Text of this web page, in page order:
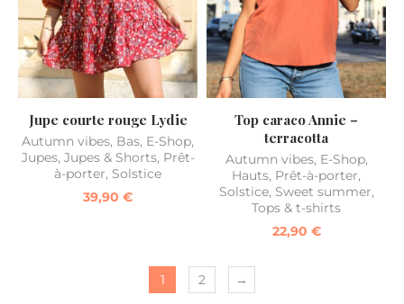
Jupe courte rouge Lydie
Autumn vibes, Bas, E-Shop,
Jupes, Jupes & Shorts, Prêt-
à-porter, Solstice
39,90 €
Top caraco Annie –
terracotta
Autumn vibes, E-Shop,
Hauts, Prêt-à-porter,
Solstice, Sweet summer,
Tops & t-shirts
22,90 €
1 2 →